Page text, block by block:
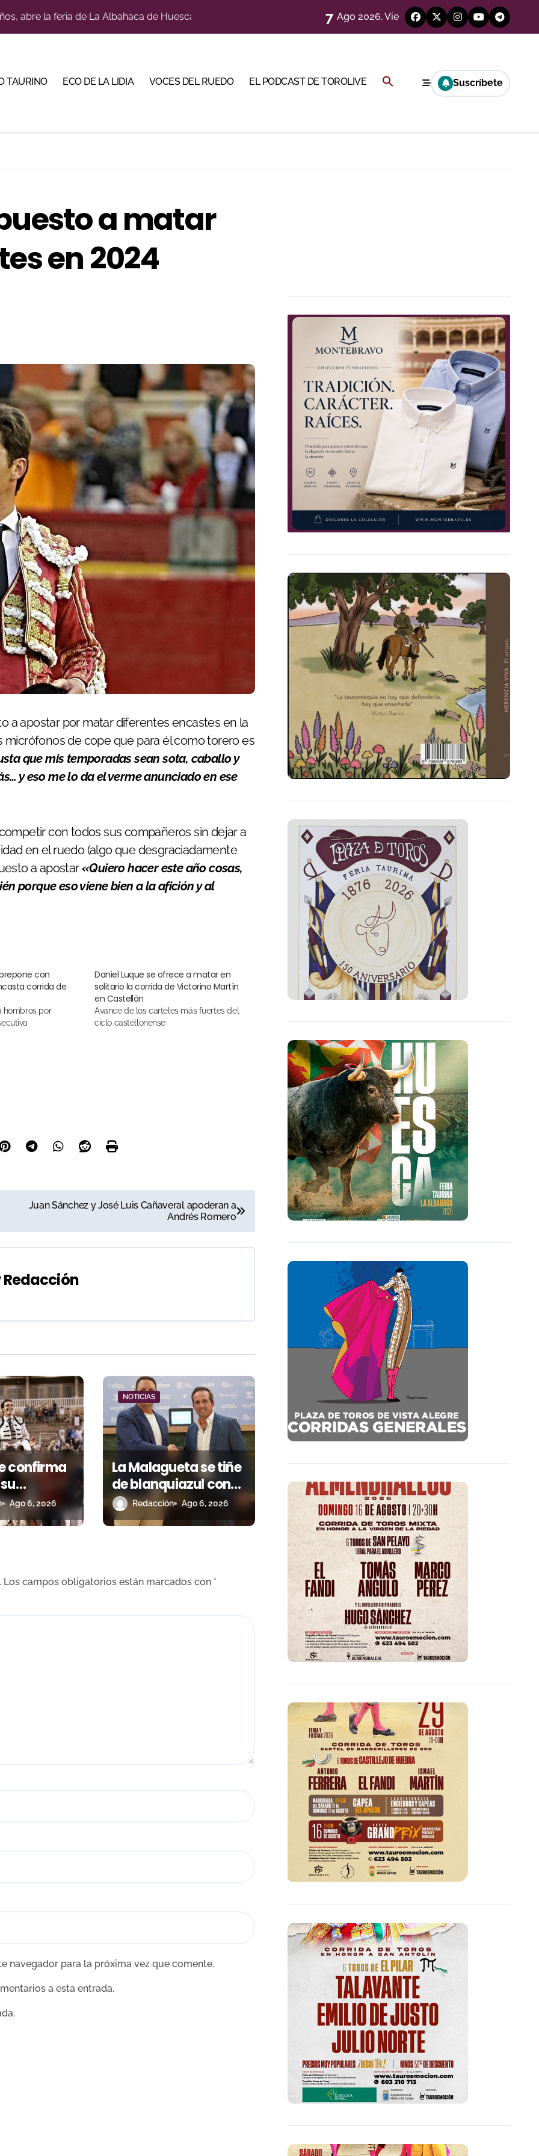
con alicientes y marcado acento torista
su temporada de figura y el palco niega el premio a Roca Rey
cuadro de honor de las Colombinas 2026
abre la corrida de seis rejoneadores en El Puerto de Santa María esta noche
7 Ago 2026, Vie
TAURINO ECO DE LA LIDIA VOCES DEL RUEDO EL PODCAST DE TOROLIVE Buscar: Suscríbete
a matar
en 2024
a apostar por matar diferentes encastes en la
micrófonos de cope que para él como torero es
que mis temporadas sean sota, caballo y
y eso me lo da el verme anunciado en ese
con todos sus compañeros sin dejar a
en el ruedo (algo que desgraciadamente
a apostar«Quiero hacer este año cosas,
porque eso viene bien a la afición y al
con
corrida de
Daniel Luque se ofrece a matar en
solitario la corrida de Victorino Martín
en Castellón
Avance de los carteles más fuertes del
ciclo castellonense
Juan Sánchez y José Luis Cañaveral apoderan a
Andrés Romero
Redacción
confirma
de figura
el
Ago 6, 2026
NOTICIAS
La Malagueta se tiñe
de blanquiazul con
descuentos y una
corrida homenaje al
Redacción Ago 6, 2026
Los campos obligatorios están marcados con *
navegador para la próxima vez que comente.
a esta entrada.